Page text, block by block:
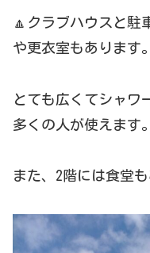
🔼クラブハウスと駐
や更衣室もあります。
とても広くてシャワ
多くの人が使えます。
また、2階には食堂も